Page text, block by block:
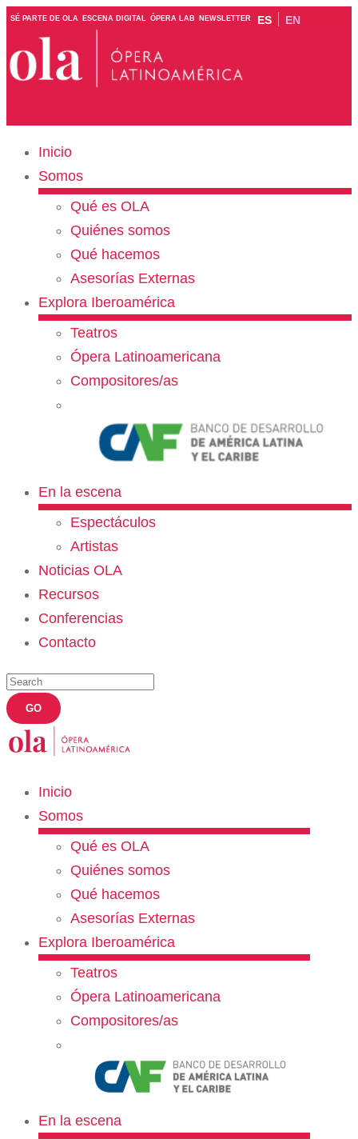
SÉ PARTE DE OLA ESCENA DIGITAL ÓPERA LAB NEWSLETTER ES EN
Inicio
Somos
Qué es OLA
Quiénes somos
Qué hacemos
Asesorías Externas
Explora Iberoamérica
Teatros
Ópera Latinoamericana
Compositores/as
En la escena
Espectáculos
Artistas
Noticias OLA
Recursos
Conferencias
Contacto
Inicio
Somos
Qué es OLA
Quiénes somos
Qué hacemos
Asesorías Externas
Explora Iberoamérica
Teatros
Ópera Latinoamericana
Compositores/as
En la escena